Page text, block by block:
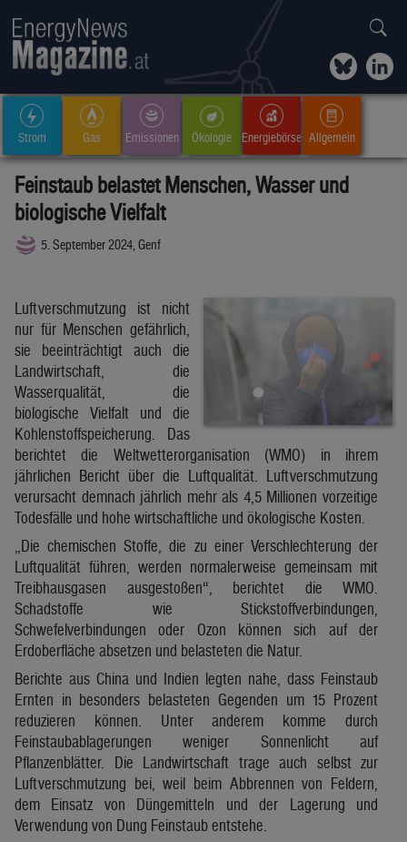
Strom Gas Emissionen Ökologie Energiebörse Allgemein
Feinstaub belastet Menschen, Wasser und
biologische Vielfalt
5. September 2024, Genf
Luftverschmutzung ist nicht
nur für Menschen gefährlich,
sie beeinträchtigt auch die
Landwirtschaft, die
Wasserqualität, die
biologische Vielfalt und die
Kohlenstoffspeicherung. Das
berichtet die Weltwetterorganisation (WMO) in ihrem
jährlichen Bericht über die Luftqualität. Luftverschmutzung
verursacht demnach jährlich mehr als 4,5 Millionen vorzeitige
Todesfälle und hohe wirtschaftliche und ökologische Kosten.
„Die chemischen Stoffe, die zu einer Verschlechterung der
Luftqualität führen, werden normalerweise gemeinsam mit
Treibhausgasen ausgestoßen“, berichtet die WMO.
Schadstoffe wie Stickstoffverbindungen,
Schwefelverbindungen oder Ozon können sich auf der
Erdoberfläche absetzen und belasteten die Natur.
Berichte aus China und Indien legten nahe, dass Feinstaub
Ernten in besonders belasteten Gegenden um 15 Prozent
reduzieren können. Unter anderem komme durch
Feinstaubablagerungen weniger Sonnenlicht auf
Pflanzenblätter. Die Landwirtschaft trage auch selbst zur
Luftverschmutzung bei, weil beim Abbrennen von Feldern,
dem Einsatz von Düngemitteln und der Lagerung und
Verwendung von Dung Feinstaub entstehe.